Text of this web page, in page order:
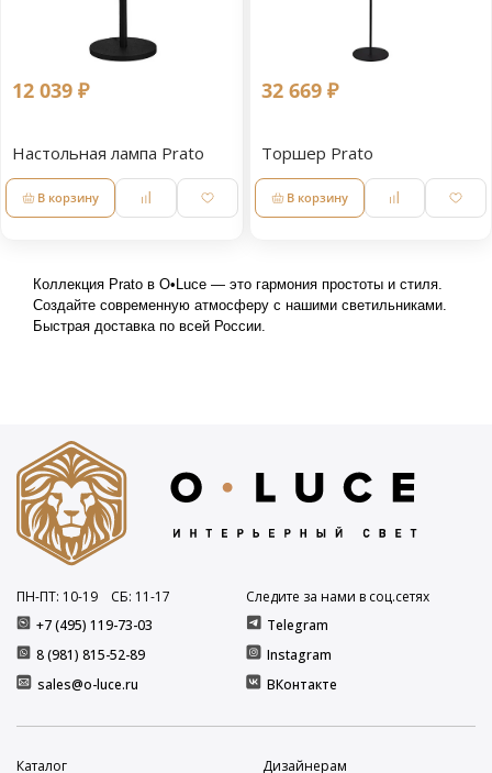
12 039 ₽
Настольная лампа Prato
В корзину
32 669 ₽
Торшер Prato
В корзину
Коллекция Prato в O•Luce — это гармония простоты и стиля.
Создайте современную атмосферу с нашими светильниками.
Быстрая доставка по всей России.
+7 (495) 119-73-03
8 (981) 815-52-89
ПН-ПТ: 10-19 СБ: 11-17
sales@o-luce.ru
Следите за нами в соц.сетях
Telegram
Instagram
ВКонтакте
Каталог Дизайнерам